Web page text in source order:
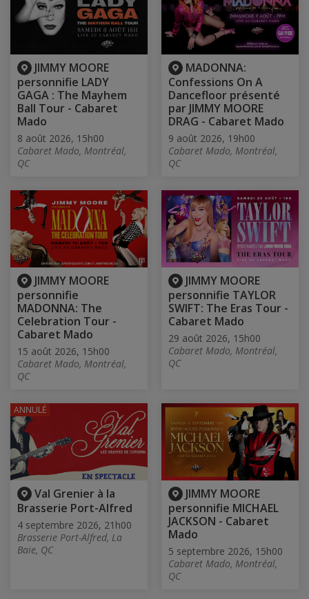
JIMMY MOORE
personnifie LADY
GAGA : The Mayhem
Ball Tour - Cabaret
Mado
8 août 2026, 15h00
Cabaret Mado, Montréal,
QC
MADONNA:
Confessions On A
Dancefloor présenté
par JIMMY MOORE
DRAG - Cabaret Mado
9 août 2026, 19h00
Cabaret Mado, Montréal,
QC
JIMMY MOORE
personnifie
MADONNA: The
Celebration Tour -
Cabaret Mado
15 août 2026, 15h00
Cabaret Mado, Montréal,
QC
JIMMY MOORE
personnifie TAYLOR
SWIFT: The Eras Tour -
Cabaret Mado
29 août 2026, 15h00
Cabaret Mado, Montréal,
QC
Val Grenier à la
Brasserie Port-Alfred
4 septembre 2026, 21h00
Brasserie Port-Alfred, La
Baie, QC
ANNULÉ
JIMMY MOORE
personnifie MICHAEL
JACKSON - Cabaret
Mado
5 septembre 2026, 15h00
Cabaret Mado, Montréal,
QC